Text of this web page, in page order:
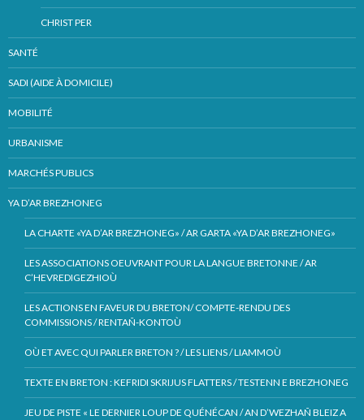
CHRIST PER
SANTÉ
SADI (AIDE À DOMICILE)
MOBILITÉ
URBANISME
MARCHÉS PUBLICS
YA D’AR BREZHONEG
LA CHARTE «YA D’AR BREZHONEG» / AR GARTA «YA D’AR BREZHONEG»
LES ASSOCIATIONS OEUVRANT POUR LA LANGUE BRETONNE / AR
C’HEVREDIGEZHIOÙ
LES ACTIONS EN FAVEUR DU BRETON/ COMPTE-RENDU DES
COMMISSIONS / RENTAÑ-KONTOÙ
OÙ ET AVEC QUI PARLER BRETON ? / LES LIENS / LIAMMOÙ
TEXTE EN BRETON : KEFRIDI SKRIJUS FLATTERS / TESTENN E BREZHONEG
JEU DE PISTE « LE DERNIER LOUP DE QUÉNÉCAN / AN D’WEZHAÑ BLEIZ A